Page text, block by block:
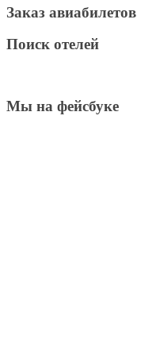
Заказ авиабилетов
Поиск отелей
Мы на фейсбуке